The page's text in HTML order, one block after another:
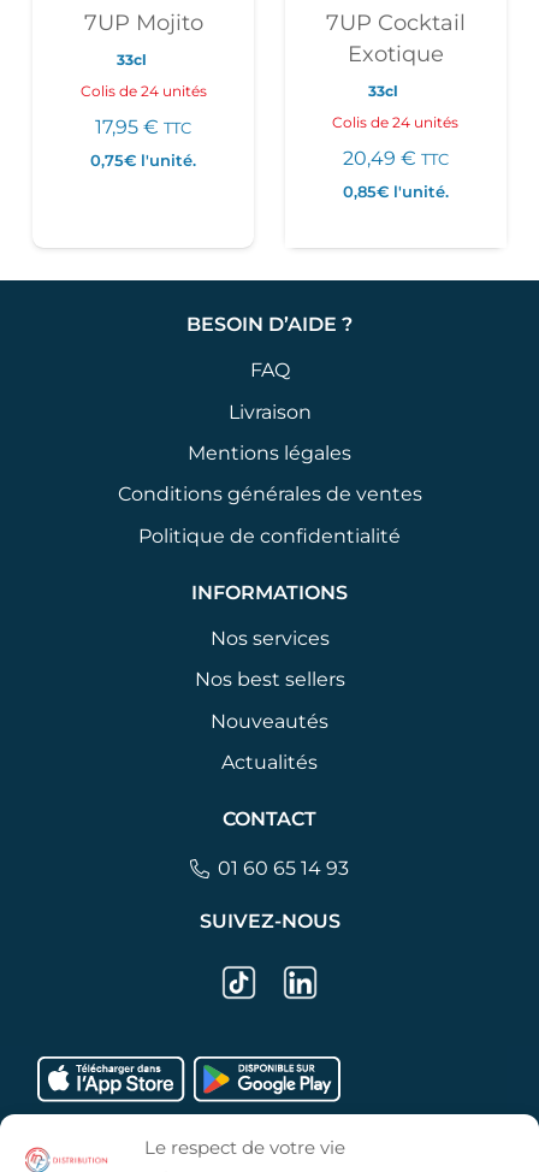
Le respect de votre vie
7UP Mojito
33cl
Colis de 24 unités
17,95€ TTC
0,75€ l'unité.
7UP Cocktail
Exotique
33cl
Colis de 24 unités
20,49 € TTC
0,85€l'unité.
BESOIN D’AIDE ?
FAQ
Livraison
Mentions légales
Conditions générales de ventes
Politique de confidentialité
INFORMATIONS
Nos services
Nos best sellers
Nouveautés
Actualités
CONTACT
01 60 65 14 93
SUIVEZ-NOUS